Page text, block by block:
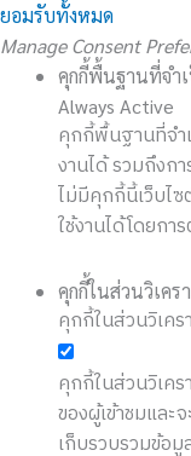
ยอมรับทั้งหมด
Manage Consent
คุกกี้พื้นฐานที่จำ
Always Active
คุกกี้พื้นฐานที่จำ
งานได้ รวมถึงก
ไม่มีคุกกี้นี้เว็บไซ
ใช้งานได้โดยกา
คุกกี้ในส่วนวิเคร
คุกกี้ในส่วนวิเคร
คุกกี้ในส่วนวิเคร
ของผู้เข้าชมและ
เก็บรวบรวมข้อมู